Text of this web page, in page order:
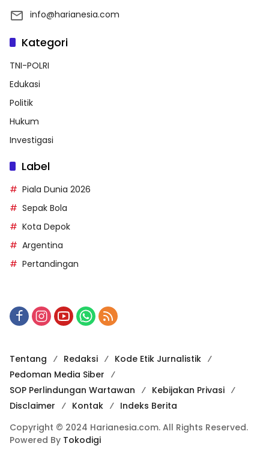
info@harianesia.com
Kategori
TNI-POLRI
Edukasi
Politik
Hukum
Investigasi
Label
Piala Dunia 2026
Sepak Bola
Kota Depok
Argentina
Pertandingan
Tentang Redaksi
Kode Etik Jurnalistik
Pedoman Media Siber
SOP Perlindungan Wartawan
Kebijakan Privasi
Disclaimer
Kontak
Indeks Berita
Copyright © 2024 Harianesia.com. All Rights Reserved.
Powered By Tokodigi